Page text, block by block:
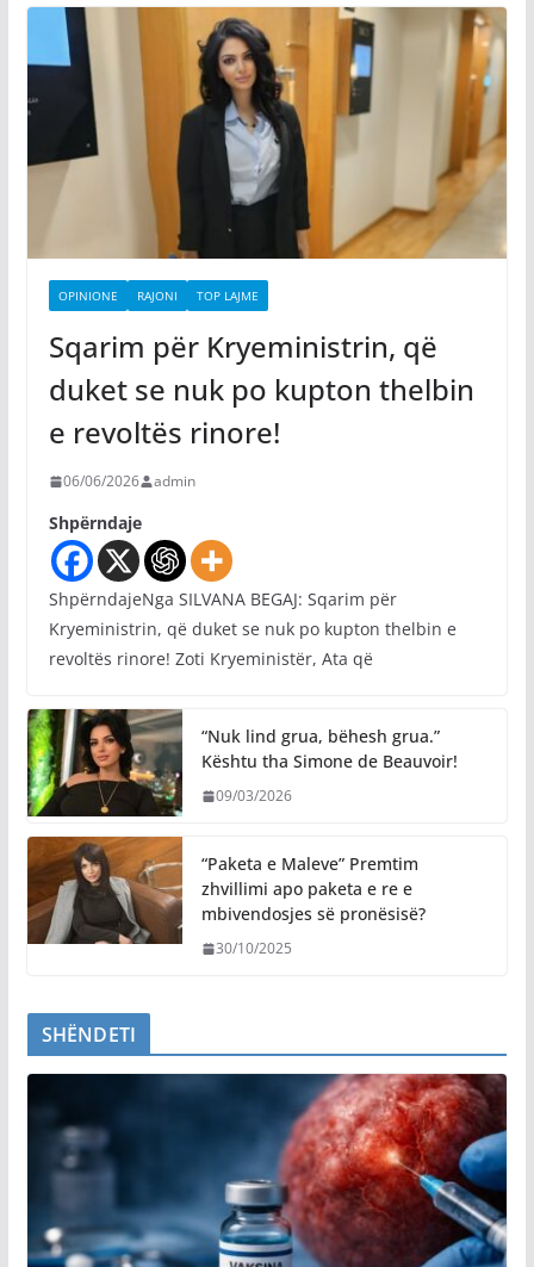
OPINIONE RAJONI TOP LAJME
Sqarim për Kryeministrin, që
duket se nuk po kupton thelbin
e revoltës rinore!
06/06/2026 admin
Shpërndaje
ShpërndajeNga SILVANA BEGAJ: Sqarim për
Kryeministrin, që duket se nuk po kupton thelbin e
revoltës rinore! Zoti Kryeministër, Ata që
“Nuk lind grua, bëhesh grua.”
Kështu tha Simone de Beauvoir!
09/03/2026
“Paketa e Maleve” Premtim
zhvillimi apo paketa e re e
mbivendosjes së pronësisë?
30/10/2025
SHËNDETI